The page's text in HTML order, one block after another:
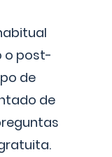
o post-
de
de